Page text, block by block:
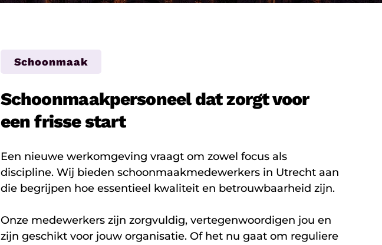
Schoonmaak
Schoonmaakpersoneel dat zorgt voor
een frisse start
Een nieuwe werkomgeving vraagt om zowel focus als
discipline. Wij bieden schoonmaakmedewerkers in Utrecht aan
die begrijpen hoe essentieel kwaliteit en betrouwbaarheid zijn.
Onze medewerkers zijn zorgvuldig, vertegenwoordigen jou en
zijn geschikt voor jouw organisatie. Of het nu gaat om reguliere